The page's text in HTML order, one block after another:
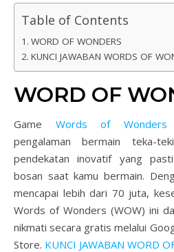
Table of Contents
WORD OF WONDERS
KUNCI JAWABAN WORDS OF
WORD OF
Game Words of Wonders
pengalaman bermain teka-
pendekatan inovatif yang
bosan saat kamu bermain.
mencapai lebih dari 70 juta,
Words of Wonders (WOW) ini
nikmati secara gratis melalui
Store. KUNCI JAWABAN WORD